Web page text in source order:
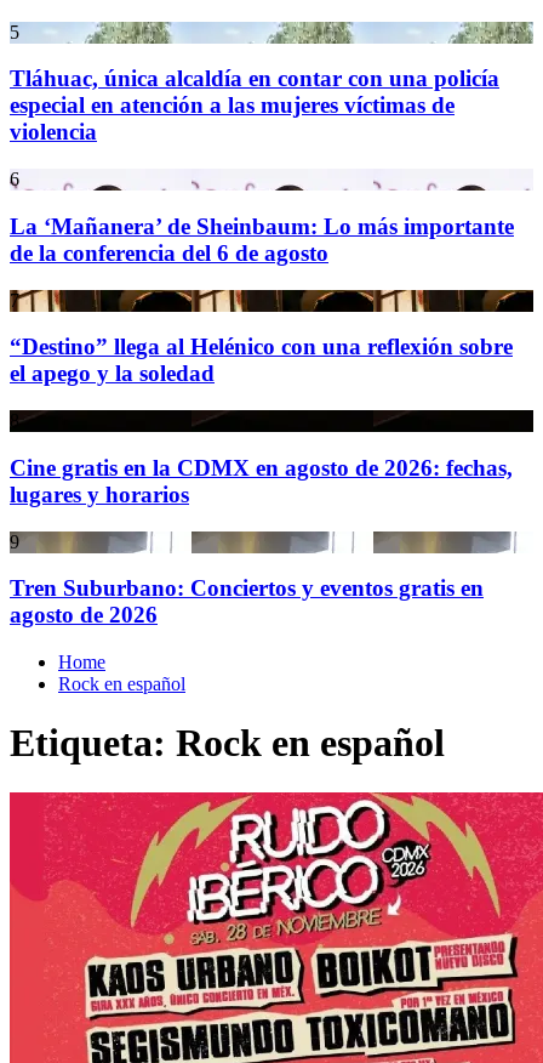
5
Tláhuac, única alcaldía en contar con una policía
especial en atención a las mujeres víctimas de
violencia
6
La ‘Mañanera’ de Sheinbaum: Lo más importante
de la conferencia del 6 de agosto
7
“Destino” llega al Helénico con una reflexión sobre
el apego y la soledad
8
Cine gratis en la CDMX en agosto de 2026: fechas,
lugares y horarios
9
Tren Suburbano: Conciertos y eventos gratis en
agosto de 2026
Home
Rock en español
Etiqueta: Rock en español